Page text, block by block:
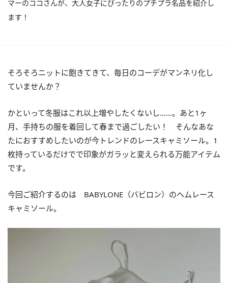
マーのココさんが、大人女子にぴったりのプチプラ名品を紹介し
ます！
そろそろニットに飽きてきて、毎日のコーデがマンネリ化し
ていませんか？
かといって冬服はこれ以上増やしたくないし……。あと1ヶ
月、手持ちの服を着回して春まで過ごしたい！ そんなあな
たにおすすめしたいのが今トレンドのレースキャミソール。1
枚持っているだけでで印象がガラッと変えられる万能アイテム
です。
今回ご紹介するのは BABYLONE（バビロン）のヘムレース
キャミソール。